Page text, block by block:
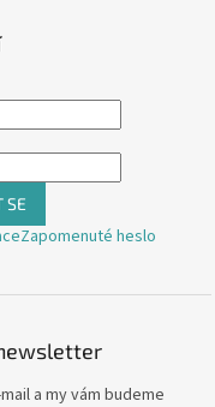
SE
Zapomenuté heslo
a my vám budeme